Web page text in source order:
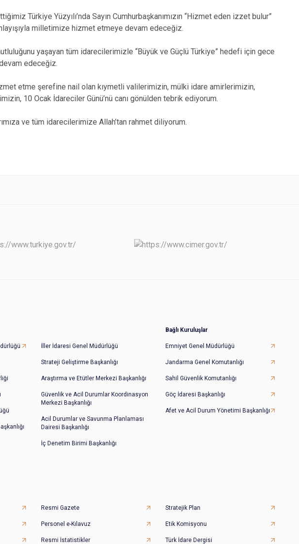
Türkiye Yüzyılı’nda Sayın Cumhurbaşkanımızın “Hizmet eden izzet bulur”
milletimize hizmet etmeye devam edeceğiz.
yaşayan tüm idarecilerimizle “Büyük ve Güçlü Türkiye” hedefi için gece
edeceğiz.
etme şerefine nail olan kıymetli valilerimizin, mülki idare amirlerimizin,
10 Ocak İdareciler Günü’nü canı gönülden tebrik ediyorum.
ve tüm idarecilerimize Allah’tan rahmet diliyorum.
İller İdaresi Genel Müdürlüğü
Strateji Geliştirme Başkanlığı
Araştırma ve Etütler Merkezi Başkanlığı
Güvenlik ve Acil Durumlar Koordinasyon
Merkezi Başkanlığı
Acil Durumlar ve Savunma Planlaması
Dairesi Başkanlığı
İç Denetim Birimi Başkanlığı
Bağlı Kuruluşlar
Emniyet Genel Müdürlüğü
Jandarma Genel Komutanlığı
Sahil Güvenlik Komutanlığı
Göç İdaresi Başkanlığı
Afet ve Acil Durum Yönetimi Başkanlığı
Resmi Gazete
Personel e-Kılavuz
Resmi İstatistikler
Stratejik Plan
Etik Komisyonu
Türk İdare Dergisi